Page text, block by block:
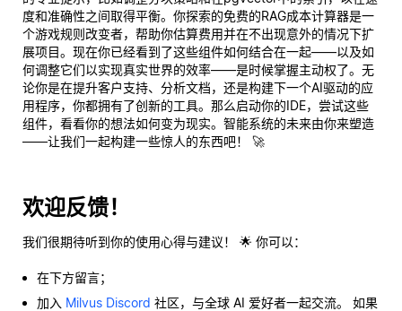
度和准确性之间取得平衡。你探索的免费的RAG成本计算器是一
个游戏规则改变者，帮助你估算费用并在不出现意外的情况下扩
展项目。现在你已经看到了这些组件如何结合在一起——以及如
何调整它们以实现真实世界的效率——是时候掌握主动权了。无
论你是在提升客户支持、分析文档，还是构建下一个AI驱动的应
用程序，你都拥有了创新的工具。那么启动你的IDE，尝试这些
组件，看看你的想法如何变为现实。智能系统的未来由你来塑造
——让我们一起构建一些惊人的东西吧！ 🚀
欢迎反馈！
我们很期待听到你的使用心得与建议！ 🌟 你可以：
在下方留言；
加入 Milvus Discord 社区，与全球 AI 爱好者一起交流。 如果